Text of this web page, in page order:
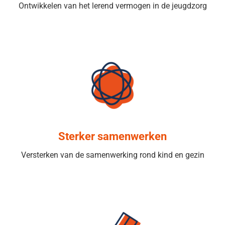
Ontwikkelen van het lerend vermogen in de jeugdzorg
Sterker samenwerken
Versterken van de samenwerking rond kind en gezin
STERKER SAMENWERKEN
Plannen moeten beter en eenvoudiger zodat
samenwerken loont en het proces versnelt. De verschillen
gaan nu ten koste van tijd aan kind en gezin.
Verder lezen
ONDERWIJS & ZORG